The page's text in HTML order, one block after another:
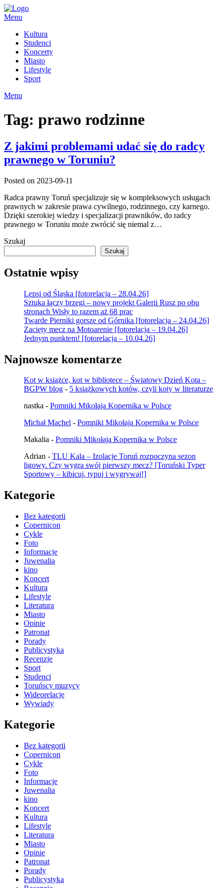
Skip
to
Menu
Kultura
Studenci
Koncerty
Miasto
Lifestyle
Sport
Menu
Tag: prawo rodzinne
Z jakimi problemami udać się do radcy
prawnego w Toruniu?
Posted on 2023-09-11
Radca prawny Toruń specjalizuje się w kompleksowych usługach
prawnych w zakresie prawa cywilnego, rodzinnego, czy karnego.
Dzięki szerokiej wiedzy i specjalizacji prawników, do radcy
prawnego w Toruniu może zwrócić się niemal z…
Szukaj
Szukaj
Ostatnie wpisy
Lepsi od Śląska [fotorelacja – 28.04.26]
Sztuka łączy brzegi – nowy projekt Galerii Rusz po obu
stronach Wisły to razem aż 68 prac
Twarde Pierniki gorsze od Górnika [fotorelacja – 24.04.26]
Zacięty mecz na Motoarenie [fotorelacja – 19.04.26]
Jednym punktem! [fotorelacja – 10.04.26]
Najnowsze komentarze
Kot w książce, kot w bibliotece – Światowy Dzień Kota –
BGPW blog - 5 książkowych kotów, czyli koty w literaturze
nastka - Pomniki Mikołaja Kopernika w Polsce
Michał Machel - Pomniki Mikołaja Kopernika w Polsce
Makalia - Pomniki Mikołaja Kopernika w Polsce
Adrian - TLU Kala – Izolacje Toruń rozpoczyna sezon
ligowy. Czy wygra swój pierwszy mecz? [Toruński Typer
Sportowy – kibicuj, typuj i wygrywaj!]
Kategorie
Bez kategorii
Copernicon
Cykle
Foto
Informacje
Juwenalia
kino
Koncert
Kultura
Lifestyle
Literatura
Miasto
Opinie
Patronat
Porady
Publicystyka
Recenzje
Sport
Studenci
Toruńscy muzycy
Wideorelacje
Wywiady
Kategorie
Bez kategorii
Copernicon
Cykle
Foto
Informacje
Juwenalia
kino
Koncert
Kultura
Lifestyle
Literatura
Miasto
Opinie
Patronat
Porady
Publicystyka